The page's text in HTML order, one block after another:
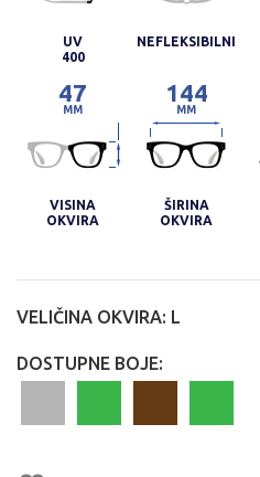
UV
400
NEFLEKSIBILNI
47
MM
VISINA
OKVIRA
144
MM
ŠIRINA
OKVIRA
VELIČINA OKVIRA: L
DOSTUPNE BOJE: